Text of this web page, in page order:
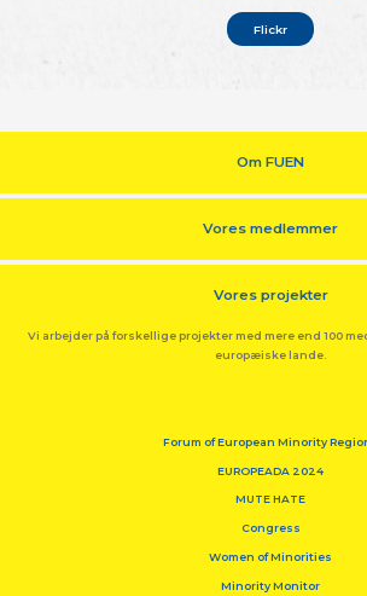
Flickr
Om FUEN
Vores medlemmer
Vores projekter
Vi arbejder på forskellige projekter med mere end 100
europæiske lande.
Forum of European Minority
EUROPEADA 2024
MUTE HATE
Congress
Women of Minorities
Minority Monitor